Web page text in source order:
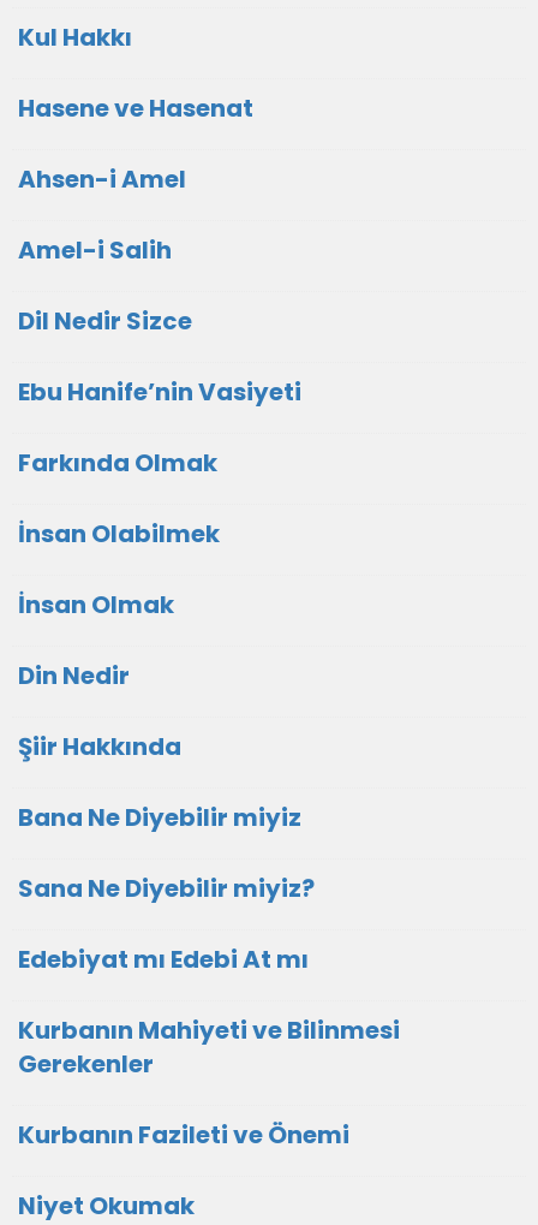
Kul Hakkı
Hasene ve Hasenat
Ahsen-i Amel
Amel-i Salih
Dil Nedir Sizce
Ebu Hanife’nin Vasiyeti
Farkında Olmak
İnsan Olabilmek
İnsan Olmak
Din Nedir
Şiir Hakkında
Bana Ne Diyebilir miyiz
Sana Ne Diyebilir miyiz?
Edebiyat mı Edebi At mı
Kurbanın Mahiyeti ve Bilinmesi
Gerekenler
Kurbanın Fazileti ve Önemi
Niyet Okumak